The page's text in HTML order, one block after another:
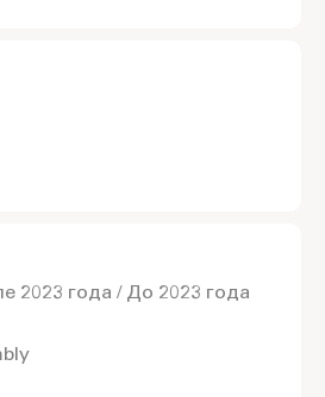
2023 года / До 2023 года